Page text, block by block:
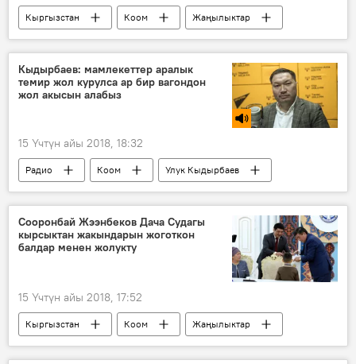
Кыргызстан Коом
Жаңылыктар
Саясат
Сапар Исаков
дайындоо
кызмат
кеңешчи
Кыдырбаев: мамлекеттер аралык
темир жол курулса ар бир вагондон
жол акысын алабыз
15 Үчтүн айы 2018, 18:32
Радио Коом
Улук Кыдырбаев
темир жол
Сооронбай Жээнбеков Дача Судагы
кырсыктан жакындарын жоготкон
балдар менен жолукту
15 Үчтүн айы 2018, 17:52
Кыргызстан Коом
Жаңылыктар
Дача айылындагы авиакырсыктын кесепеттери